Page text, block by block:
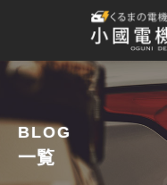
BLOG
一覧